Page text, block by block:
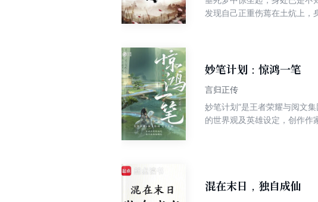
发现自己正重伤蔫在土炕上
妙笔计划：惊鸿一笔
言归正传
妙笔计划”是王者荣耀与阅文
的世界观及英雄设定，创作作
混在末日，独自成仙